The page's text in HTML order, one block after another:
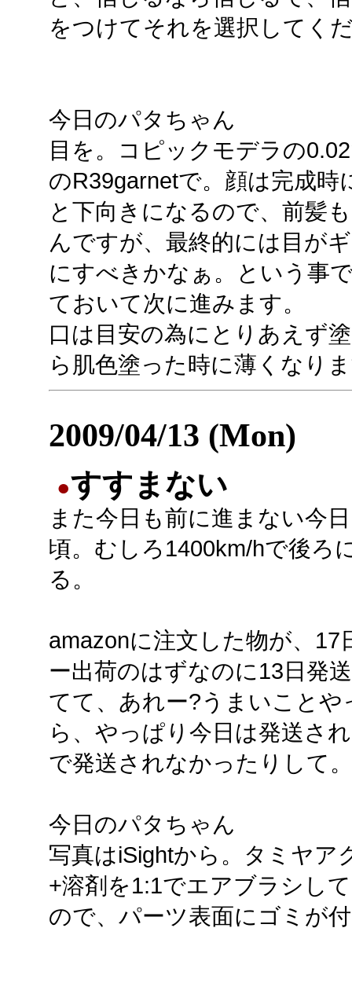
をつけてそれを選択してく
今日のパタちゃん
目を。コピックモデラの
のR39garnetで。顔は完成
と下向きになるので、前髪
んですが、最終的には目が
にすべきかなぁ。という事
ておいて次に進みます。
口は目安の為にとりあえず
ら肌色塗った時に薄くなり
2009/04/13 (Mon)
●すすまない
また今日も前に進まない今
頃。むしろ1400km/hで後ろ
る。
amazonに注文した物が、17
ー出荷のはずなのに13日発
てて、あれー?うまいこと
ら、やっぱり今日は発送さ
で発送されなかったりして。
今日のパタちゃん
写真はiSightから。タミヤ
+溶剤を1:1でエアブラシし
ので、パーツ表面にゴミが